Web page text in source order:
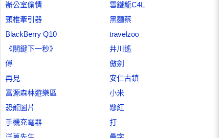
辦公室偷情
雪鐵龍C4L
頸椎牽引器
黑麵蔡
BlackBerry Q10
travelzoo
《關鍵下一秒》
井川遙
傅
傲劍
再見
安仁古鎮
富源森林遊樂區
小米
恐龍圖片
懸紅
手機充電器
打